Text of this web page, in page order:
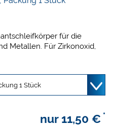
für die
Metallen. Für Zirkonoxid,
zum ausdünnen der
minimiert die
verwendbar.
hohe Abtragsleistung.
Drehzahlbereich minimiert
nur 11,50 € *